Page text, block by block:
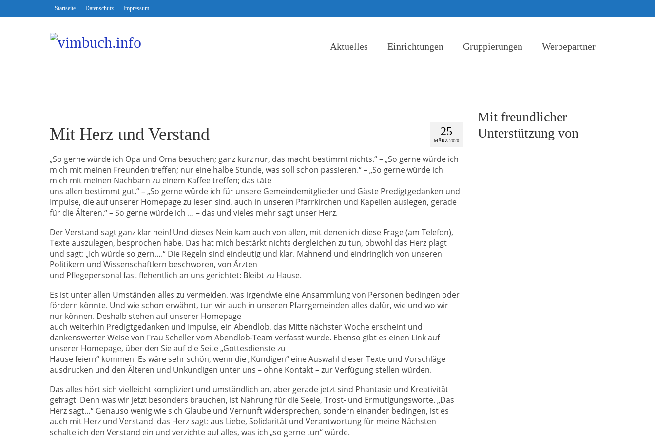
Startseite Datenschutz Impressum
Aktuelles Einrichtungen Gruppierungen Werbepartner
25
MÄRZ 2020
Mit Herz und Verstand
„So gerne würde ich Opa und Oma besuchen; ganz kurz nur, das macht bestimmt nichts.“ – „So gerne würde ich
mich mit meinen Freunden treffen; nur eine halbe Stunde, was soll schon passieren.“ – „So gerne würde ich
mich mit meinen Nachbarn zu einem Kaffee treffen; das täte
uns allen bestimmt gut.“ – „So gerne würde ich für unsere Gemeindemitglieder und Gäste Predigtgedanken und
Impulse, die auf unserer Homepage zu lesen sind, auch in unseren Pfarrkirchen und Kapellen auslegen, gerade
für die Älteren.“ – So gerne würde ich … – das und vieles mehr sagt unser Herz.
Der Verstand sagt ganz klar nein! Und dieses Nein kam auch von allen, mit denen ich diese Frage (am Telefon),
Texte auszulegen, besprochen habe. Das hat mich bestärkt nichts dergleichen zu tun, obwohl das Herz plagt
und sagt: „Ich würde so gern….“ Die Regeln sind eindeutig und klar. Mahnend und eindringlich von unseren
Politikern und Wissenschaftlern beschworen, von Ärzten
und Pflegepersonal fast flehentlich an uns gerichtet: Bleibt zu Hause.
Es ist unter allen Umständen alles zu vermeiden, was irgendwie eine Ansammlung von Personen bedingen oder
fördern könnte. Und wie schon erwähnt, tun wir auch in unseren Pfarrgemeinden alles dafür, wie und wo wir
nur können. Deshalb stehen auf unserer Homepage
auch weiterhin Predigtgedanken und Impulse, ein Abendlob, das Mitte nächster Woche erscheint und
dankenswerter Weise von Frau Scheller vom Abendlob-Team verfasst wurde. Ebenso gibt es einen Link auf
unserer Homepage, über den Sie auf die Seite „Gottesdienste zu
Hause feiern“ kommen. Es wäre sehr schön, wenn die „Kundigen“ eine Auswahl dieser Texte und Vorschläge
ausdrucken und den Älteren und Unkundigen unter uns – ohne Kontakt – zur Verfügung stellen würden.
Das alles hört sich vielleicht kompliziert und umständlich an, aber gerade jetzt sind Phantasie und Kreativität
gefragt. Denn was wir jetzt besonders brauchen, ist Nahrung für die Seele, Trost- und Ermutigungsworte. „Das
Herz sagt…“ Genauso wenig wie sich Glaube und Vernunft widersprechen, sondern einander bedingen, ist es
auch mit Herz und Verstand: das Herz sagt: aus Liebe, Solidarität und Verantwortung für meine Nächsten
schalte ich den Verstand ein und verzichte auf alles, was ich „so gerne tun“ würde.
Mit freundlicher
Unterstützung von